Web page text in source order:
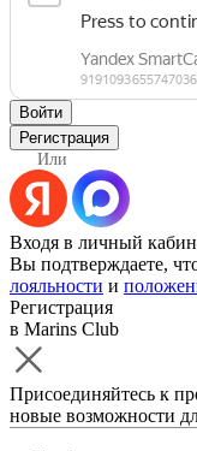
Войти
Регистрация
Или
Входя в личный
Вы подтверждаете,
лояльности и
Регистрация
в Marins Club
Присоединяйтесь к
новые возможности